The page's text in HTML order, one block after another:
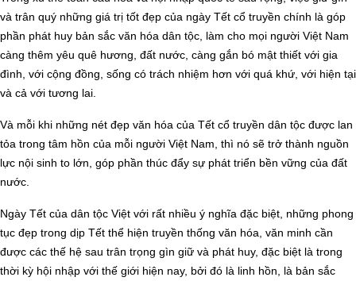
và trân quý những giá trị tốt đẹp của ngày Tết cổ truyền chính là góp
phần phát huy bản sắc văn hóa dân tộc, làm cho mọi người Việt Nam
càng thêm yêu quê hương, đất nước, càng gắn bó mật thiết với gia
đình, với cộng đồng, sống có trách nhiệm hơn với quá khứ, với hiện tại
và cả với tương lai.
Và mỗi khi những nét đẹp văn hóa của Tết cổ truyền dân tộc được lan
tỏa trong tâm hồn của mỗi người Việt Nam, thì nó sẽ trở thành nguồn
lực nội sinh to lớn, góp phần thúc đẩy sự phát triển bền vững của đất
nước.
Ngày Tết của dân tộc Việt với rất nhiều ý nghĩa đặc biệt, những phong
tục đẹp trong dịp Tết thể hiện truyền thống văn hóa, văn minh cần
được các thế hệ sau trân trọng gìn giữ và phát huy, đặc biệt là trong
thời kỳ hội nhập với thế giới hiện nay, bởi đó là linh hồn, là bản sắc